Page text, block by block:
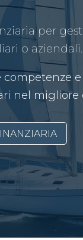
per
o aziendali.
competenze
nel migliore